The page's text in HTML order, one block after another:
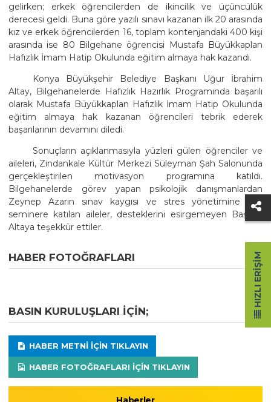
gelirken; erkek öğrencilerden de ikincilik ve üçüncülük
derecesi geldi. Buna göre yazılı sınavı kazanan ilk 20 arasında
kız ve erkek öğrencilerden 16, toplam kontenjandaki 400 kişi
arasında ise 80 Bilgehane öğrencisi Mustafa Büyükkaplan
Hafızlık İmam Hatip Okulunda eğitim almaya hak kazandı.
Konya Büyükşehir Belediye Başkanı Uğur İbrahim
Altay, Bilgehanelerde Hafızlık Hazırlık Programında başarılı
olarak Mustafa Büyükkaplan Hafızlık İmam Hatip Okulunda
eğitim almaya hak kazanan öğrencileri tebrik ederek
başarılarının devamını diledi.
Sonuçların açıklanmasıyla yüzleri gülen öğrenciler ve
aileleri, Zindankale Kültür Merkezi Süleyman Şah Salonunda
gerçekleştirilen motivasyon programına katıldı.
Bilgehanelerde görev yapan psikolojik danışmanlardan
Zeynep Azarın sınav kaygısı ve stres yönetimine dair
seminere katılan aileler, desteklerini esirgemeyen Başkan
Altaya teşekkür ettiler.
HABER FOTOĞRAFLARI
BASIN KURULUŞLARI IÇIN;
HABER METNI IÇIN TIKLAYIN
HABER FOTOĞRAFLARI IÇIN TIKLAYIN
HIZLI ERIŞIM